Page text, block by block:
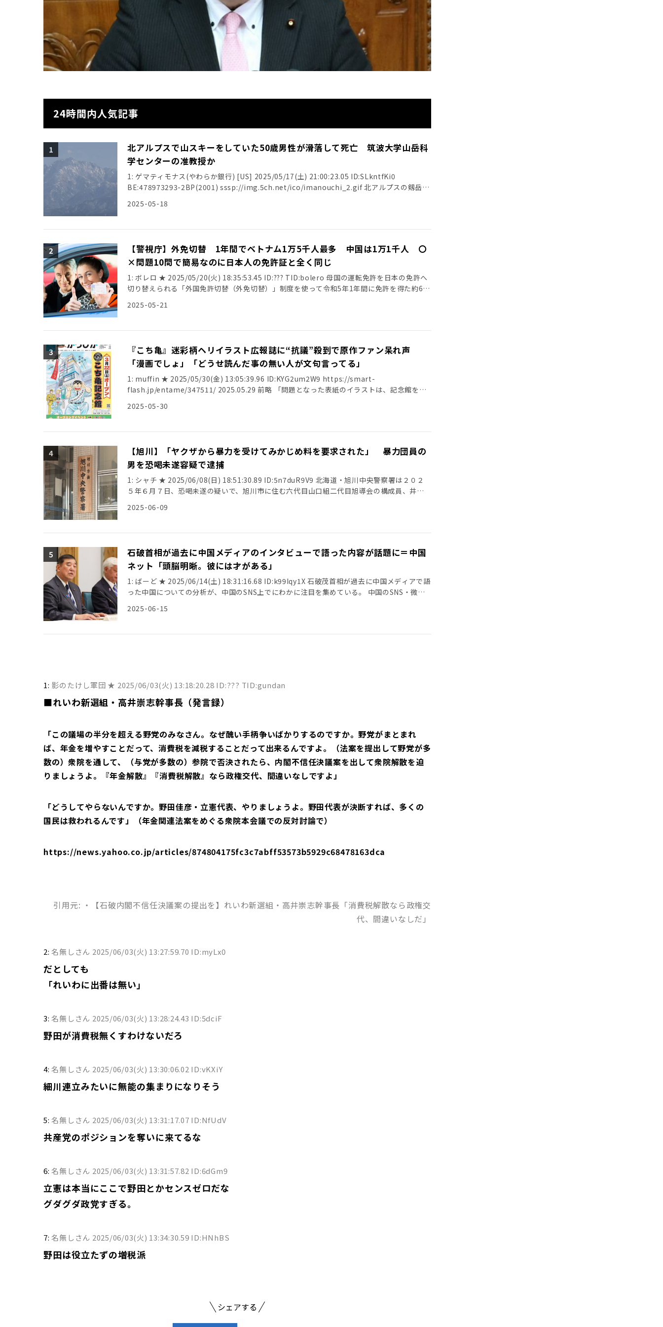
24時間内人気記事
北アルプスで山スキーをしていた50歳男性が滑落して死亡 筑波大学山岳科
学センターの准教授か
1: ゲマティモナス(やわらか銀行) [US] 2025/05/17(土) 21:00:23.05 ID:SLkntfKi0
BE:478973293-2BP(2001) sssp://img.5ch.net/ico/imanouchi_2.gif 北アルプスの剱岳で
スキーをしていた50歳男性が滑落して死亡 筑波大学山岳科学センターの准教授か
ID:SLkntfKi0 BE:478973293-2BP(2001) sssp://img.5ch.net/ico/imanouchi_2.gif 北ア
スキーをしていた時に滑落したとみられています。 15日午後9時ごろ、「剱岳に入山した男
性と連絡が取れなくなった」と男性の関係者から110番通報がありました。 警察などにより
ますと、16日午後2時ごろに長野県警のヘリコプターが雪の上に倒れている男性を発見しまし
たが、その後、死亡が確認されました。 男性は長野県上田市に住む田中健太さん（50）で、
大学の准教授だということです。 田中さんは事前に登山届を提出していて、1人でスキーをす
るために入山したとみられています。 田中さんが倒れていた場所から数百メートル上の所で
を置いた後に滑落したとみて当時の状況を調べています。 4: ゲマティモナス(東京都) [US]
グ) [US] 2025/05/17(土) 21:01:03.83 ID:EpxrnMq90 山を舐めてるとこうなる 6: ネイッセリ
ア(岡山県) [ﾆﾀﾞ] 2025/05/17(土) 21:02:49.60 ID:hRhssmPo0 警察は田中さんがスキーの途
21:02:56.86 ID:/wpJCnpO0 ﾊﾟﾝﾊﾟｶﾊﾟｰﾝ
2025-05-18
【警視庁】外免切替 1年間でベトナム1万5千人最多 中国は1万1千人 〇
×問題10問で簡易なのに日本人の免許証と全く同じ
1: ボレロ ★ 2025/05/20(火) 18:35:53.45 ID:??? TID:bolero 母国の運転免許を日本の免許へ
切り替えられる「外国免許切替（外免切替）」制度を使って令和5年1年間に免許を得た約6万
とが20日、警察庁のまとめで分かった。国籍別の外免切替数が明らかになるのは初めて。 警
万5807人だった。2番目は中国の免許からで、1万1247人だった。6年の全体は7万5905人で
ば、試験の一部を免除され日本の免許を取得できる制度。 日本は「道路交通に関する条約
（ジュネーブ条約）」に加盟しており、加盟国なら国際運転免許証で日本国内で運転でき
る。欧米やトルコなど約100カ国が加盟する一方、ベトナムや中国は加盟していないため、外
免切替制度を利用して日本の免許を取得しているとされる。 免許証の外見は日本人のものと
まったく同じで、日本の免許証と同様に扱われる。 続きはこちら
https://www.sankei.com/article/20250520-S6Z6SIHG5FHXJMVRDCHXNBAQWA/ 引用
で簡易なのに日本人の免許証と全く同じ 4: 名無しさん 2025/05/20(火) 18:40:47.98
18:41:38.46 ID:gcyXG 過去にさかのぼってすべて無効にしろよ 6: 名無しさん
2025/05/20(火) 18:46:15.75 ID:jacvL ありがとう自民党 【不起訴になりました】
留外国人数について (1)中国844,187人（＋22,349人） (2)ベトナム600,348人（＋35,322
人） (3)韓国411,043人（＋ 887人） (4)フィリピン332,293人（＋10,247人） (5)ブラジル
212,325人（＋ 485人） (6)ネパール206,898人（＋30,562人） (7)インドネシア173,813人
2025-05-21
『こち亀』迷彩柄ヘリイラスト広報誌に“抗議”殺到で原作ファン呆れ声
「漫画でしょ」「どうせ読んだ事の無い人が文句言ってる」
1: muffin ★ 2025/05/30(金) 13:05:39.96 ID:KYG2um2W9 https://smart-
flash.jp/entame/347511/ 2025.05.29 前略 「問題となった表紙のイラストは、記念館をバ
ロバット飛行チーム『ブルーインパルス』を思わせる6機の飛行機が飛んでいるほか、編隊飛
様子がおさめられたもの。 5月27日の「東京新聞」が報じたところによれば、広報紙発行
（社会部記者） 同紙によると、区の担当者は、描き下ろしの絵についての解釈を述べたいっ
ぽうで、不快な思いをした人に対しては「申し訳ない」と話しているという。 しかし、X上
には、 《漫画でしょ。抗議じゃなくてただの嫌がらせ》 《すみませんが、全て原作に登場し
ているんです」 って言えば問題無いですね。 どうせ読んだ事の無い人が文句を言っているん
でしょうから》 《こち亀の人気キャラ爆竜大佐を見たら発狂では収まらなさそう》 など、原
作を知るファンからは呆れる声が殺到している。 「実際、こち亀原作者の秋元治氏は、大の
す。実際、『こち亀』では戦車や戦闘ヘリなど軍事兵器が登場するシーンも多いのです。一
ません。秋元氏自身は、『こち亀』の作中に反戦を訴えるセリフを入れるなど、基本的には
反戦のスタンスだといいます。 葛飾区も、区にイラストを依頼された秋元氏も、抗議を受
広報紙 関連スレ 「こち亀」イラスト使った葛飾区の広報紙に複数の抗議 迷彩柄のヘリ、編
隊飛行…「戦争を想起させる」
https://hayabusa9.5ch.net/test/read.cgi/mnewsplus/1748500586/ 引用元: ・『こち
2025-05-30
【旭川】「ヤクザから暴力を受けてみかじめ料を要求された」 暴力団員の
男を恐喝未遂容疑で逮捕
1: シャチ ★ 2025/06/08(日) 18:51:30.89 ID:5n7duR9V9 北海道・旭川中央警察署は２０２
５年６月７日、恐喝未遂の疑いで、旭川市に住む六代目山口組二代目旭導会の構成員、井上
７時４９分ごろまでの間、旭川市３条通り６丁目のバーで、４０代の従業員の男性に対し、
業員の男性にけがはありません。 ６月５日午後７時５０分ごろ、バーの関係者から「ヤクザ
察は、事件の経緯や余罪について詳しく調べています。 6/8(日) 10:29配信 STVニュース北
海道
https://news.yahoo.co.jp/articles/e0afca1e195783ee7badbfa93bdd4ed007a4da6d 関
連スレ 【旭川】「ヤクザから暴行を受けている」 飲食店で２０代男性に暴行 暴力団組員
を逮捕 [シャチ★] https://asahi.5ch.net/test/read.cgi/newsplus/1748690658/-100 引用
元: ・【旭川】「ヤクザから暴力を受けてみかじめ料を要求された」 暴力団員の男を恐喝未
ワロタ 3: 名無しどんぶらこ 2025/06/08(日) 18:52:51.49 ID:0SPXXrJf0 やっぱりこの暴力団
2025-06-09
石破首相が過去に中国メディアのインタビューで語った内容が話題に＝中国
ネット「頭脳明晰。彼には才がある」
1: ばーど ★ 2025/06/14(土) 18:31:16.68 ID:k99Iqy1X 石破茂首相が過去に中国メディアで語
った中国についての分析が、中国のSNS上でにわかに注目を集めている。 中国のSNS・微博
た」として、インタビュー動画を投稿した。石破氏はフェニックステレビ（鳳凰衛視）のイ
のすごく伸びている」と語っていた。 また、日中の軍事力の比較について問われると、「そ
（いくさ）が起こる可能性が高い」と述べた。 さらに、敵対する相手としてどこを想定して
いるかということについては、「ロシアであり、中国であり、北朝鮮。中華民族の偉大な復興
るということも確か」と語った。 中国のネットユーザーからは「頭脳明晰。彼には才がある
ようだ」「戦略家だな」「実務に通じた者こそが真の俊才」「『大智は愚のごとし（真の知
者は一見愚者のようにみえること）』ってやつだ」「いろいろあるがやはり多くの日本人の
中国に対する認識は客観的。韓国人よりずっと優れている」「中国と米国、日本、いずれに
対してもきちんとした認識を持っている人物だ」など、高く評価する声が相次いだ。 また、
積もることは永遠にしてはならない」など、警戒感を示すコメントも寄せられている。（翻
訳・編集/北田） Record China 2025年6月14日(土) 7時0分
ある」[6/14] [ばーど★] 2: <丶｀∀´>（´・ω・｀）（｀ハ´ ）さん 2025/06/14(土)
三略で言えば 石破さんは歓迎され歓待される口かあ 6: <丶｀∀´>（´・ω・｀）（｀ハ´ ）
さん 2025/06/14(土) 18:39:48.76 ID:WU9L7Wk5 アメリカはEV４５パーセント関税 EUはシ
2025-06-15
1: 影のたけし軍団 ★ 2025/06/03(火) 13:18:20.28 ID:??? TID:gundan
■れいわ新選組・高井崇志幹事長（発言録）
「この議場の半分を超える野党のみなさん。なぜ醜い手柄争いばかりするのですか。野党がまとまれ
ば、年金を増やすことだって、消費税を減税することだって出来るんですよ。（法案を提出して野党が多
数の）衆院を通して、（与党が多数の）参院で否決されたら、内閣不信任決議案を出して衆院解散を迫
りましょうよ。『年金解散』『消費税解散』なら政権交代、間違いなしですよ」
「どうしてやらないんですか。野田佳彦・立憲代表、やりましょうよ。野田代表が決断すれば、多くの
国民は救われるんです」（年金関連法案をめぐる衆院本会議での反対討論で）
https://news.yahoo.co.jp/articles/874804175fc3c7abff53573b5929c68478163dca
引用元: ・【石破内閣不信任決議案の提出を】れいわ新選組・高井崇志幹事長「消費税解散なら政権交
代、間違いなしだ」
2:名無しさん 2025/06/03(火) 13:27:59.70 ID:myLx0
だとしても
「れいわに出番は無い」
3:名無しさん 2025/06/03(火) 13:28:24.43 ID:5dciF
野田が消費税無くすわけないだろ
4:名無しさん 2025/06/03(火) 13:30:06.02 ID:vKXiY
細川連立みたいに無能の集まりになりそう
5:名無しさん 2025/06/03(火) 13:31:17.07 ID:NfUdV
共産党のポジションを奪いに来てるな
6:名無しさん 2025/06/03(火) 13:31:57.82 ID:6dGm9
立憲は本当にここで野田とかセンスゼロだな
グダグダ政党すぎる。
7:名無しさん 2025/06/03(火) 13:34:30.59 ID:HNhBS
野田は役立たずの増税派
シェアする